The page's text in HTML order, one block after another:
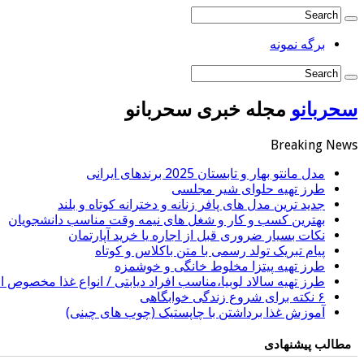
برگه نمونه
سحربانو مجله خبری سحربانو
Breaking News
مدل مانتو بهار و تابستان 2025 برندهای ایرانی
طرز تهیه حلوای شیر مجلسی
جدید ترین مدل های پافر زنانه و دخترانه کوتاه و بلند
بهترین کسب و کار و شغل های نیمه وقت مناسب دانشجویان
نکات بسیار ضروری قبل از اجاره یا خرید آپارتمان
پیام تبریک تولد رسمی با متن باکلاس و کوتاه
طرز تهیه پیتزا مخلوط خانگی و خوشمزه
طرز تهیه سالاد لوبیا،مناسب افراد دیابتی / انواع غذا مخصوص
۶ نکته برای شروع زندگی خوابگاهی
آموزش غذا برداشتن با چاپستیک (چوب های چینی)
مطالب پیشنهادی